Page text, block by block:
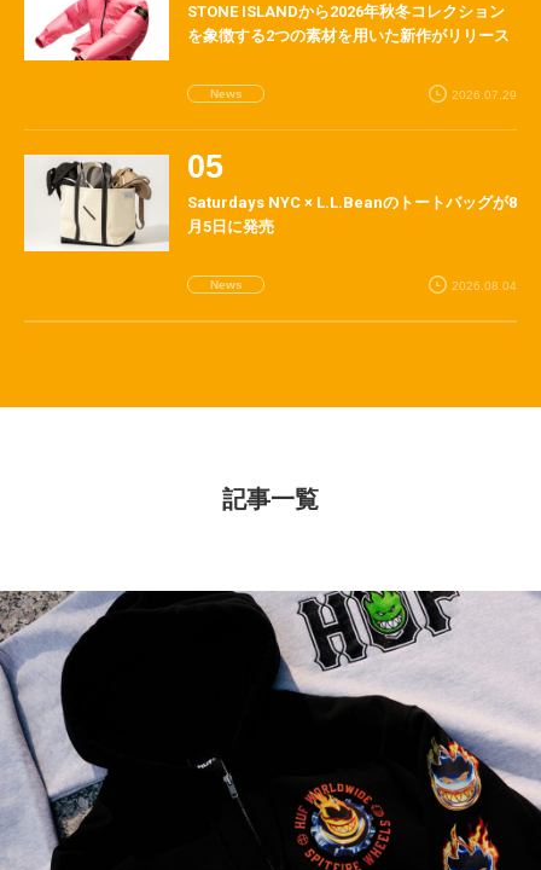
STONE ISLANDから2026年秋冬コレクション
を象徴する2つの素材を用いた新作がリリース
News 2026.07.29
Saturdays NYC × L.L.Beanのトートバッグが8
月5日に発売
News 2026.08.04
記事一覧